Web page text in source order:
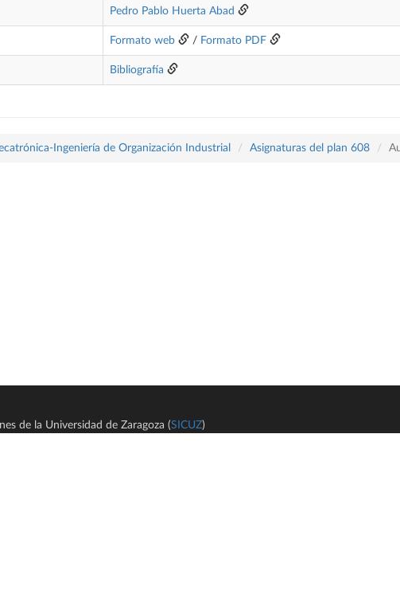
Pedro Pablo Huerta Abad
Formato web / Formato PDF
Bibliografía
Ingeniería de Organización Industrial Asignaturas del plan 608
de la Universidad de Zaragoza (SICUZ)